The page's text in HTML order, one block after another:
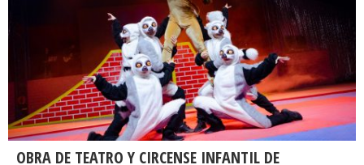
OBRA DE TEATRO Y CIRCENSE INFANTIL DE